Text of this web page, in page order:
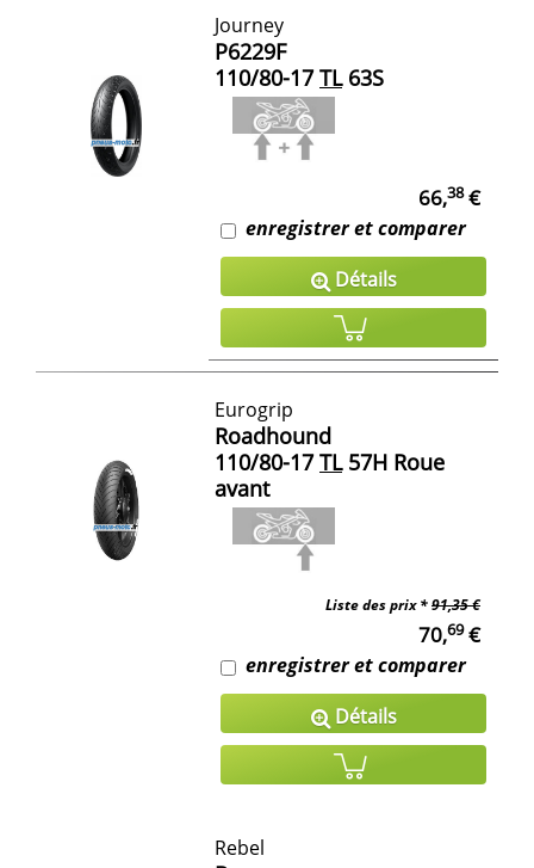
Journey
P6229F
110/80-17 TL63S
66,38€
enregistrer et comparer
Détails
Eurogrip
Roadhound
110/80-17 TL57H Roue
avant
Liste des prix *91,35 €
70,69€
enregistrer et comparer
Détails
Rebel